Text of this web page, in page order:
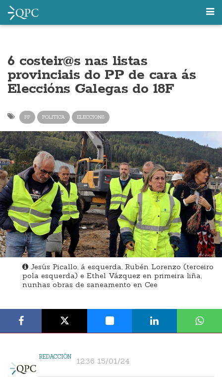
6 costeir@s nas listas
provinciais do PP de cara ás
Eleccións Galegas do 18F
PP POLITICA ELECCIONS
Jesús Picallo, á esquerda, Rubén Lorenzo (terceiro
pola esquerda) e Ethel Vázquez en primeira liña,
nunhas obras de saneamento en Cee
REDACCIÓN 12:36 15/01/24